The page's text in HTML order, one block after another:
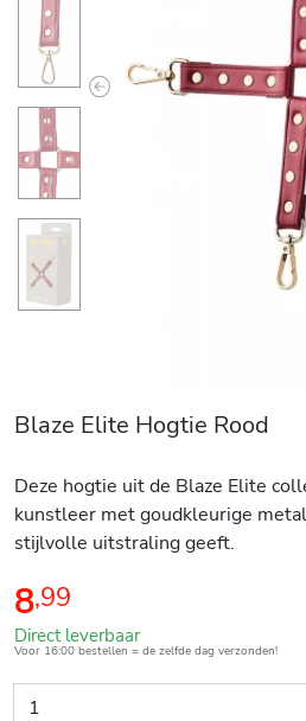
Previous
Blaze Elite Hogtie Rood
Deze hogtie uit de Blaze Elite
kunstleer met goudkleurige
stijlvolle uitstraling geeft.
8,99
Direct leverbaar
Voor 16:00 bestellen = de zelfde dag verzonden!